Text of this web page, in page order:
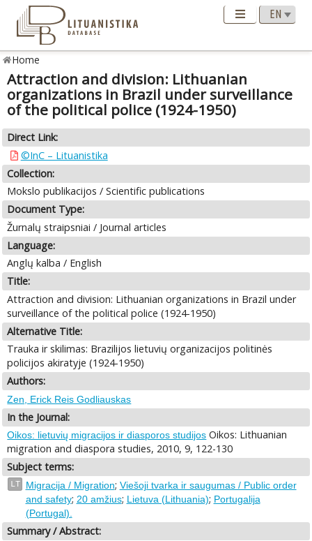
Home
Attraction and division: Lithuanian
organizations in Brazil under surveillance
of the political police (1924-1950)
Direct Link:
©InC – Lituanistika
Collection:
Mokslo publikacijos / Scientific publications
Document Type:
Žurnalų straipsniai / Journal articles
Language:
Anglų kalba / English
Title:
Attraction and division: Lithuanian organizations in Brazil under
surveillance of the political police (1924-1950)
Alternative Title:
Trauka ir skilimas: Brazilijos lietuvių organizacijos politinės
policijos akiratyje (1924-1950)
Authors:
Zen, Erick Reis Godliauskas
In the Journal:
Oikos: lietuvių migracijos ir diasporos studijos Oikos: Lithuanian
migration and diaspora studies, 2010, 9, 122-130
Subject terms:
LT Migracija / Migration; Viešoji tvarka ir saugumas / Public order
and safety; 20 amžius; Lietuva (Lithuania); Portugalija
(Portugal).
Summary / Abstract: